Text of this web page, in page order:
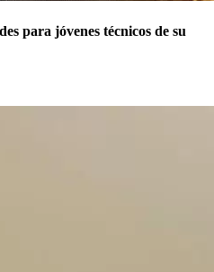
para jóvenes técnicos de su